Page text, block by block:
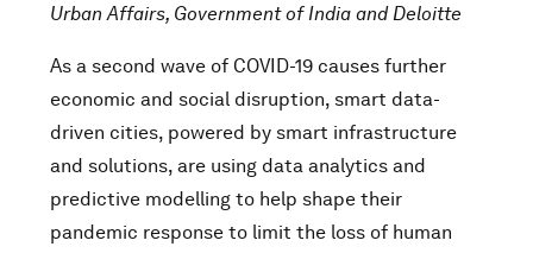
Urban Affairs, Government of India and Deloitte
As a second wave of COVID-19 causes further
economic and social disruption, smart data-
driven cities, powered by smart infrastructure
and solutions, are using data analytics and
predictive modelling to help shape their
pandemic response to limit the loss of human